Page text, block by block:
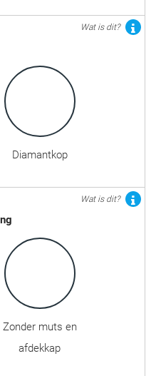
Wat is dit?
Diamantkop
Wat is dit?
Zonder muts en
afdekkap